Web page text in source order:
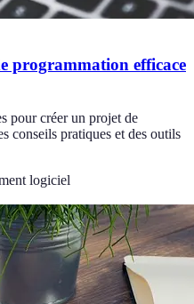
programmation efficace
pour créer un projet de
conseils pratiques et des outils
logiciel